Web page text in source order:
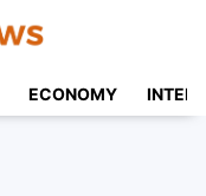
ECONOMY